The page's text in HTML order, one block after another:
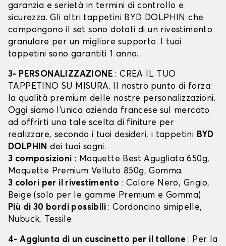
garanzia e serietà in termini di controllo e
sicurezza. Gli altri tappetini BYD DOLPHIN che
compongono il set sono dotati di un rivestimento
granulare per un migliore supporto. I tuoi
tappetini sono garantiti 1 anno.
3- PERSONALIZZAZIONE: CREA IL TUO
TAPPETINO SU MISURA. Il nostro punto di forza:
la qualità premium delle nostre personalizzazioni.
Oggi siamo l’unica azienda francese sul mercato
ad offrirti una tale scelta di finiture per
realizzare, secondo i tuoi desideri, i tappetini BYD
DOLPHIN dei tuoi sogni.
3 composizioni : Moquette Best Agugliata 650g,
Moquette Premium Velluto 850g, Gomma.
3 colori per il rivestimento : Colore Nero, Grigio,
Beige (solo per le gamme Premium e Gomma)
Più di 30 bordi possibili: Cordoncino simipelle,
Nubuck, Tessile
4- Aggiunta di un cuscinetto per il tallone : Per la